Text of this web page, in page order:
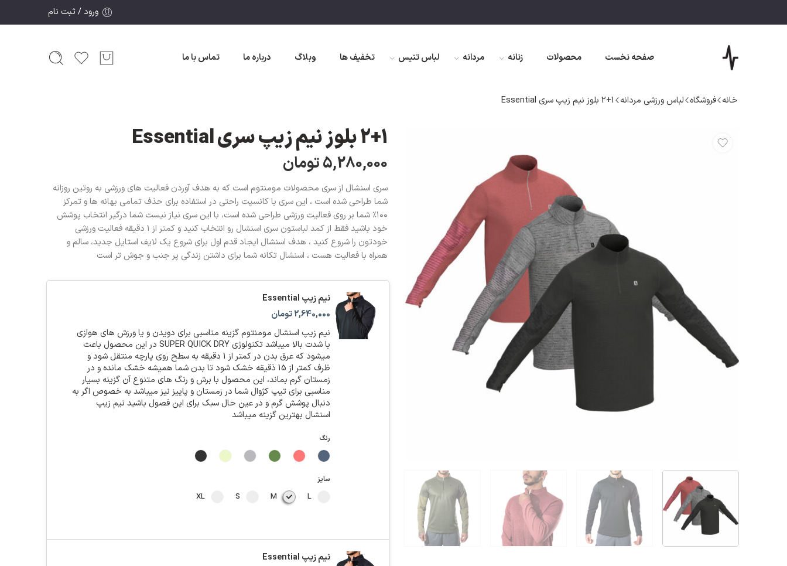
ورود / ثبت نام
صفحه نخست محصولات زنانه مردانه لباس تنیس تخفیف ها وبلاگ درباره ما تماس با ما
خانه فروشگاه لباس ورزشی مردانه 2+1 بلوز نیم زیپ سری Essential
2+1 بلوز نیم زیپ سری Essential
5,280,000تومان
سری اسنشال از سری محصولات مومنتوم است که به هدف آوردن فعالیت های ورزشی به روتین روزانه
شما طراحی شده است ، این سری با کانسپت راحتی در استفاده برای حذف تمامی بهانه ها و تمرکز
۱۰۰٪ شما بر روی فعالیت ورزشی طراحی شده است، با این سری نیاز نیست شما درگیر انتخاب پوشش
خود باشید فقط از کمد لباستون سری اسنشال رو انتخاب کنید و کمتر از ۱ دقیقه فعالیت ورزشی
خودتون را شروع کنید ، هدف اسنشال ایجاد قدم اول برای شروع یک لایف استایل جدید، سالم و
همراه با فعالیت هست ، اسنشال تکانه شما برای داشتن زندگی پر جنب و جوش تر است
نیم زیپ Essential
2,640,000تومان
نیم زیپ اسنشال مومنتوم گزینه مناسبی برای دویدن و یا ورزش های هوازی
با شدت بالا میباشد تکنولوژی SUPER QUICK DRY در این محصول باعث
میشود که عرق بدن در کمتر از 1 دقیقه به سطح روی پارچه منتقل شود و
ظرف کمتر از 15 ذقیقه خشک شود تا بدن شما همیشه خشک مانده و در
زمستان گرم بماند، این محصول با برش و رنگ های متنوع آن گزینه بسیار
مناسبی برای تیپ کژوال شما در زمستان و پاییز نیز میباشد به خصوص اگر به
دنبال پوشش گرم و در عین حال سبک برای این فصول باشید نیم زیپ
اسنشال بهترین گزینه میباشد
رنگ
سایز
L
M
S
XL
نیم زیپ Essential